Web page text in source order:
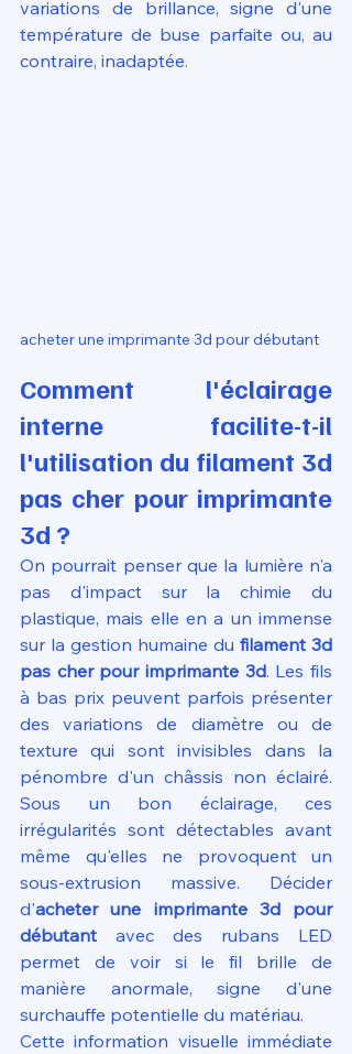
variations de brillance, signe d'une
température de buse parfaite ou, au
contraire, inadaptée.
acheter une imprimante 3d pour débutant
Comment l'éclairage
interne facilite-t-il
l'utilisation du filament 3d
pas cher pour imprimante
3d ?
On pourrait penser que la lumière n'a
pas d'impact sur la chimie du
plastique, mais elle en a un immense
sur la gestion humaine du filament 3d
pas cher pour imprimante 3d. Les fils
à bas prix peuvent parfois présenter
des variations de diamètre ou de
texture qui sont invisibles dans la
pénombre d'un châssis non éclairé.
Sous un bon éclairage, ces
irrégularités sont détectables avant
même qu'elles ne provoquent un
sous-extrusion massive. Décider
d'acheter une imprimante 3d pour
débutant avec des rubans LED
permet de voir si le fil brille de
manière anormale, signe d'une
surchauffe potentielle du matériau.
Cette information visuelle immédiate